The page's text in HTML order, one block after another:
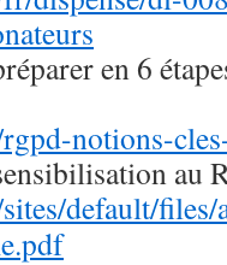
en 6
notions-
au
default/